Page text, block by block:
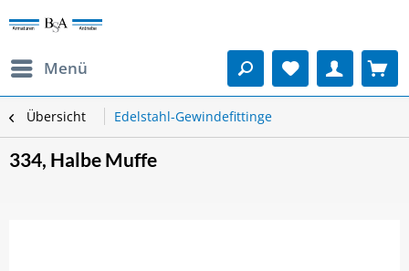
Menü
Übersicht Edelstahl-Gewindefittinge
334, Halbe Muffe